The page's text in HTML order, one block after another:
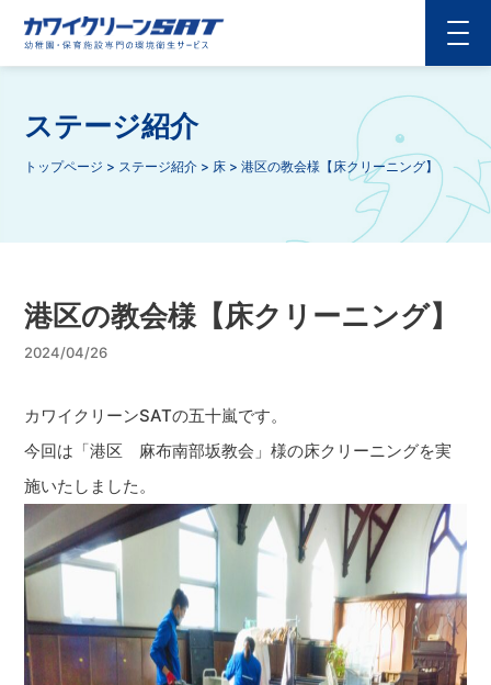
ステージ紹介
トップページ > ステージ紹介 > 床 > 港区の教会様【床クリーニング】
港区の教会様【床クリーニング】
2024/04/26
カワイクリーンSATの五十嵐です。
今回は「港区 麻布南部坂教会」様の床クリーニングを実
施いたしました。